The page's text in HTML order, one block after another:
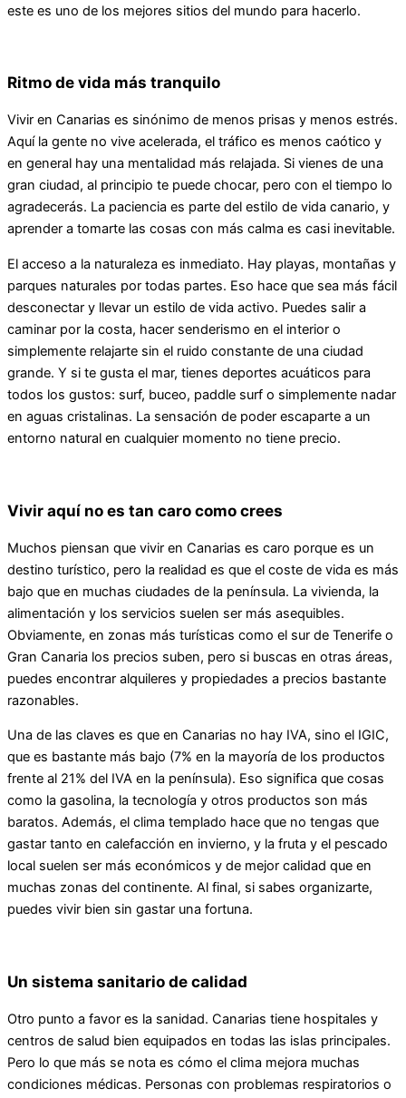
este es uno de los mejores sitios del mundo para hacerlo.
Ritmo de vida más tranquilo
Vivir en Canarias es sinónimo de menos prisas y menos estrés.
Aquí la gente no vive acelerada, el tráfico es menos caótico y
en general hay una mentalidad más relajada. Si vienes de una
gran ciudad, al principio te puede chocar, pero con el tiempo lo
agradecerás. La paciencia es parte del estilo de vida canario, y
aprender a tomarte las cosas con más calma es casi inevitable.
El acceso a la naturaleza es inmediato. Hay playas, montañas y
parques naturales por todas partes. Eso hace que sea más fácil
desconectar y llevar un estilo de vida activo. Puedes salir a
caminar por la costa, hacer senderismo en el interior o
simplemente relajarte sin el ruido constante de una ciudad
grande. Y si te gusta el mar, tienes deportes acuáticos para
todos los gustos: surf, buceo, paddle surf o simplemente nadar
en aguas cristalinas. La sensación de poder escaparte a un
entorno natural en cualquier momento no tiene precio.
Vivir aquí no es tan caro como crees
Muchos piensan que vivir en Canarias es caro porque es un
destino turístico, pero la realidad es que el coste de vida es más
bajo que en muchas ciudades de la península. La vivienda, la
alimentación y los servicios suelen ser más asequibles.
Obviamente, en zonas más turísticas como el sur de Tenerife o
Gran Canaria los precios suben, pero si buscas en otras áreas,
puedes encontrar alquileres y propiedades a precios bastante
razonables.
Una de las claves es que en Canarias no hay IVA, sino el IGIC,
que es bastante más bajo (7% en la mayoría de los productos
frente al 21% del IVA en la península). Eso significa que cosas
como la gasolina, la tecnología y otros productos son más
baratos. Además, el clima templado hace que no tengas que
gastar tanto en calefacción en invierno, y la fruta y el pescado
local suelen ser más económicos y de mejor calidad que en
muchas zonas del continente. Al final, si sabes organizarte,
puedes vivir bien sin gastar una fortuna.
Un sistema sanitario de calidad
Otro punto a favor es la sanidad. Canarias tiene hospitales y
centros de salud bien equipados en todas las islas principales.
Pero lo que más se nota es cómo el clima mejora muchas
condiciones médicas. Personas con problemas respiratorios o